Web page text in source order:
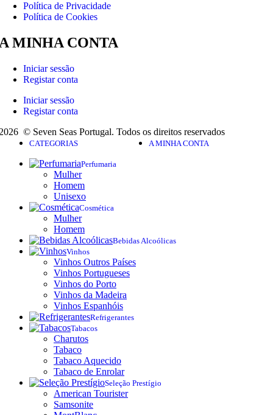
Política de Privacidade
Política de Cookies
MINHA CONTA
Iniciar sessão
Registar conta
Iniciar sessão
Registar conta
© Seven Seas Portugal. Todos os direitos reservados
A MINHA CONTA
CATEGORIAS
Perfumaria
Mulher
Homem
Unisexo
Cosmética
Mulher
Homem
Bebidas Alcoólicas
Vinhos
Vinhos Outros Países
Vinhos Portugueses
Vinhos do Porto
Vinhos da Madeira
Vinhos Espanhóis
Refrigerantes
Tabacos
Charutos
Tabaco
Tabaco Aquecido
Tabaco de Enrolar
Seleção Prestígio
American Tourister
Samsonite